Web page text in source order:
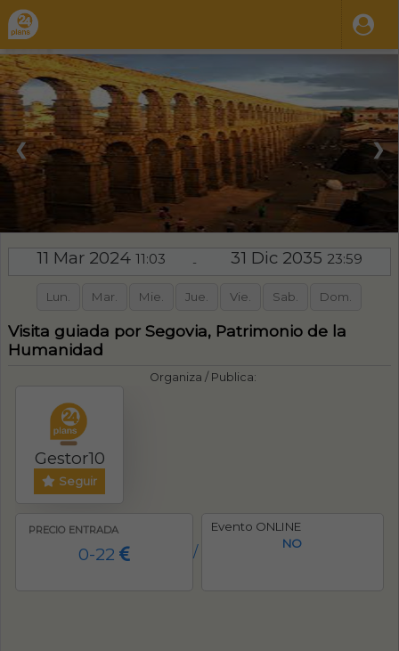
❮ ❯
11 Mar 2024 11:03 - 31 Dic 2035 23:59
Lun. Mar. Mie. Jue. Vie. Sab. Dom.
Visita guiada por Segovia, Patrimonio de la
Humanidad
Organiza / Publica:
Gestor10
Seguir
PRECIO ENTRADA
0-22 /
Evento ONLINE
NO